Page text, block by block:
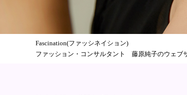
Fascination(ファッシネイション)
ファッション・コンサルタント 藤原純子のウェブ